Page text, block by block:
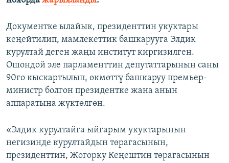
Документке ылайык, президенттин укуктары
кеңейтилип, мамлекеттик башкарууга Элдик
курултай деген жаңы институт киргизилген.
Ошондой эле парламенттин депутаттарынын саны
90го кыскартылып, өкмөттү башкаруу премьер-
министр болгон президентке жана анын
аппаратына жүктөлгөн.
«Элдик курултайга ыйгарым укуктарынын
негизинде курултайдын төрагасынын,
президенттин, Жогорку Кеңештин төрагасынын